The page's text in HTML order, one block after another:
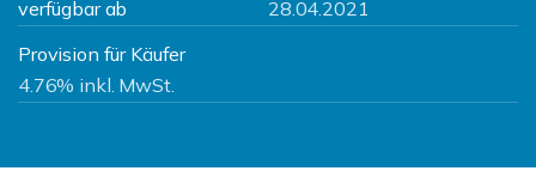
verfügbar ab
28.04.2021
Provision für Käufer
4.76% inkl. MwSt.